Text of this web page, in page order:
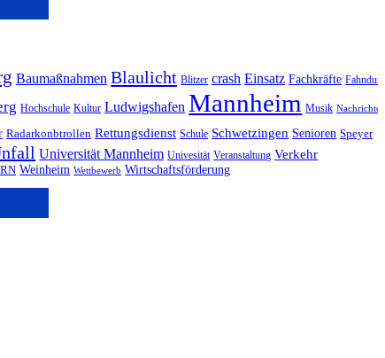
Baumaßnahmen Blaulicht Blitzer crash Einsatz Fachkräfte
Hochschule Kultur Ludwigshafen Mannheim Musik
Radarkonbtrollen Rettungsdienst Schule Schwetzingen Senioren Speyer
Universität Mannheim Univesität Veranstaltung Verkehr
Weinheim Wettbewerb Wirtschaftsförderung